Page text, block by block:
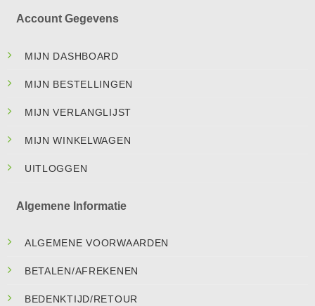
Account Gegevens
MIJN DASHBOARD
MIJN BESTELLINGEN
MIJN VERLANGLIJST
MIJN WINKELWAGEN
UITLOGGEN
Algemene Informatie
ALGEMENE VOORWAARDEN
BETALEN/AFREKENEN
BEDENKTIJD/RETOUR